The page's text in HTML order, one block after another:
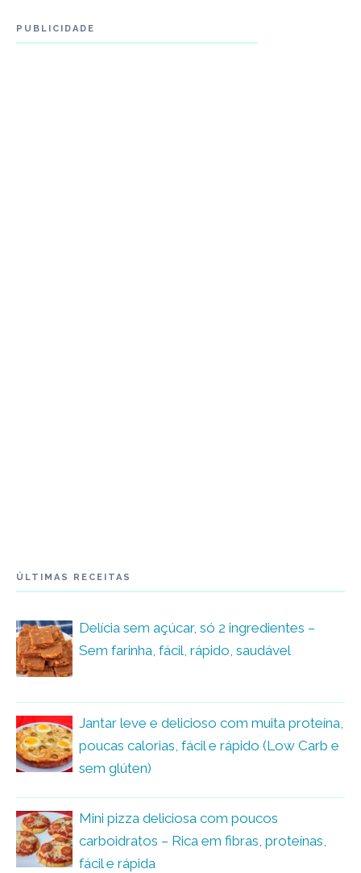
PUBLICIDADE
ÚLTIMAS RECEITAS
Delícia sem açúcar, só 2 ingredientes –
Sem farinha, fácil, rápido, saudável
Jantar leve e delicioso com muita proteína,
poucas calorias, fácil e rápido (Low Carb e
sem glúten)
Mini pizza deliciosa com poucos
carboidratos – Rica em fibras, proteínas,
fácil e rápida